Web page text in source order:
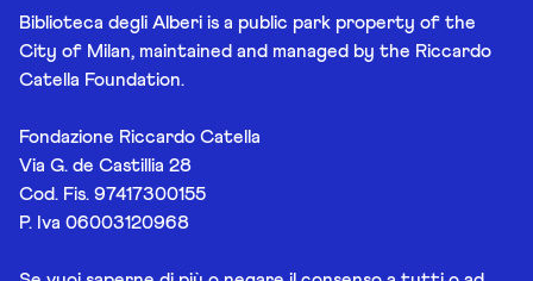
Biblioteca degli Alberi is a public park property of the
City of Milan, maintained and managed by the Riccardo
Catella Foundation.
Fondazione Riccardo Catella
Via G. de Castillia 28
Cod. Fis. 97417300155
P. Iva 06003120968